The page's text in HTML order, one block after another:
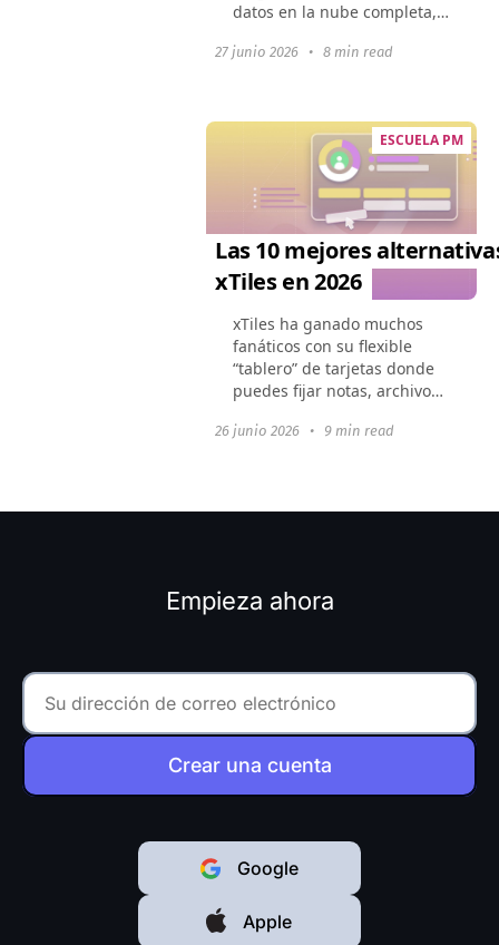
datos en la nube completa,
características en expansión
27 junio 2026 • 8 min read
ESCUELA PM
Las 10 mejores
xTiles en 2026
xTiles ha ganado muchos
fanáticos con su flexible
“tablero” de tarjetas donde
puedes fijar notas, archivos
vez que un proyecto crece,
26 junio 2026 • 9 min read
Empieza ahora
Crear una cuenta
Google
Apple